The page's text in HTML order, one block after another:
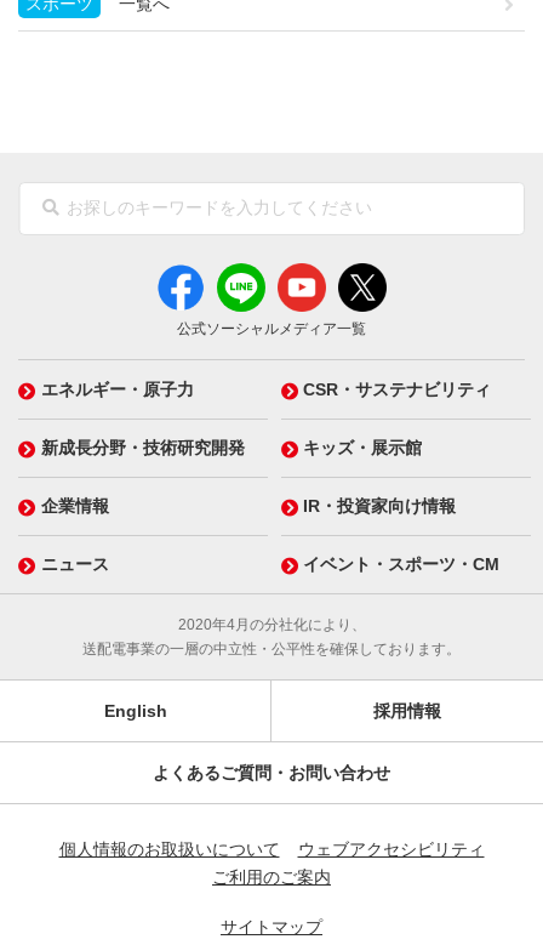
スポーツ 一覧へ
公式ソーシャルメディア一覧
エネルギー・原子力 CSR・サステナビリティ
新成長分野・技術研究開発 キッズ・展示館
企業情報 IR・投資家向け情報
ニュース イベント・スポーツ・CM
2020年4月の分社化により、
送配電事業の一層の中立性・公平性を確保しております。
English 採用情報
よくあるご質問・お問い合わせ
個人情報のお取扱いについて
ウェブアクセシビリティ
ご利用のご案内
サイトマップ